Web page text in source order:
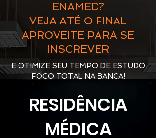
ENAMED?
VEJA ATÉ O FINAL
APROVEITE PARA SE
INSCREVER
E OTIMIZE SEU TEMPO DE ESTUDO
FOCO TOTAL NA BANCA!
RESIDÊNCIA
MÉDICA